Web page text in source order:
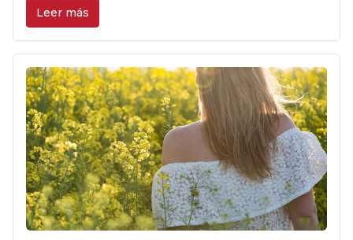
solidaridad hacia las mujeres en su lucha por la
igualdad y el empoderamiento.
Leer más